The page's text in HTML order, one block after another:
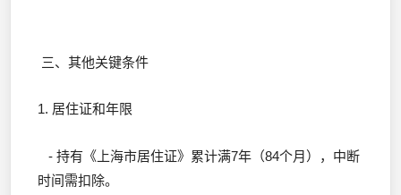
三、其他关键条件
1. 居住证和年限
- 持有《上海市居住证》累计满7年（84个月），中断
时间需扣除。